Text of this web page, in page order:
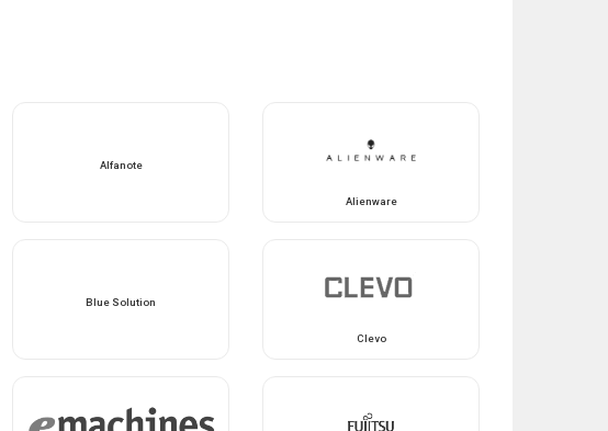
Alfanote
Alienware
Blue Solution
Clevo